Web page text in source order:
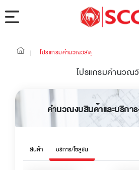
| โปรแกรมคำนวณวัสดุ
โปรแกรมคำนวณ
คำนวณงบสินค้าและบริกา
สินค้า บริการ/โซลูชัน